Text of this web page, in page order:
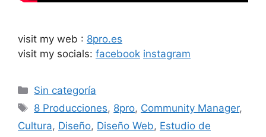
visit my web : 8pro.es
visit my socials: facebook instagram
Sin categoría
8 Producciones, 8pro, Community Manager,
Cultura, Diseño, Diseño Web, Estudio de